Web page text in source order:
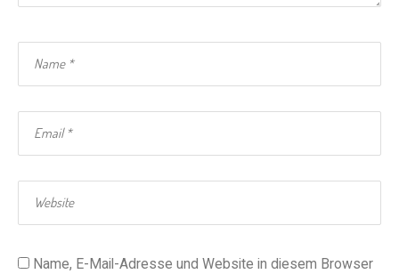
Name, E-Mail-Adresse und Website in diesem Browser